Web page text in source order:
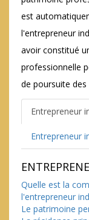
est
l'entrepreneur
avoir constitué
professionnelle
de poursuite
Entrepreneur
Entrepreneur
Quelle est la
l'entrepreneur
Le patrimoine